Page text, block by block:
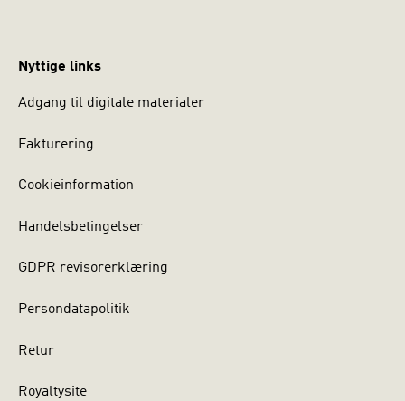
Nyttige links
Adgang til digitale materialer
Fakturering
Cookieinformation
Handelsbetingelser
GDPR revisorerklæring
Persondatapolitik
Retur
Royaltysite